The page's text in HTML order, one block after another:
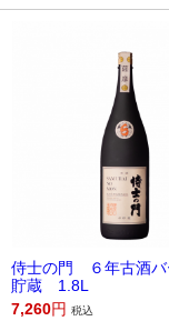
侍士の門 ６年古酒バ
貯蔵 1.8L
7,260円 税込